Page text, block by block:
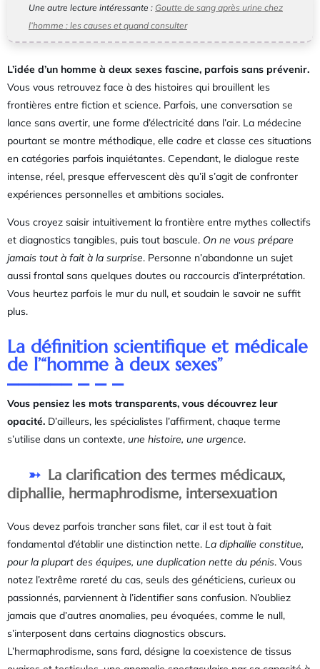
Une autre lecture intéressante : Goutte de sang après urine chez
l’homme : les causes et quand consulter
L’idée d’un homme à deux sexes fascine, parfois sans prévenir.
Vous vous retrouvez face à des histoires qui brouillent les
frontières entre fiction et science. Parfois, une conversation se
lance sans avertir, une forme d’électricité dans l’air. La médecine
pourtant se montre méthodique, elle cadre et classe ces situations
en catégories parfois inquiétantes. Cependant, le dialogue reste
intense, réel, presque effervescent dès qu’il s’agit de confronter
expériences personnelles et ambitions sociales.
Vous croyez saisir intuitivement la frontière entre mythes collectifs
et diagnostics tangibles, puis tout bascule. On ne vous prépare
jamais tout à fait à la surprise. Personne n’abandonne un sujet
aussi frontal sans quelques doutes ou raccourcis d’interprétation.
Vous heurtez parfois le mur du null, et soudain le savoir ne suffit
plus.
La définition scientifique et médicale
de l’“homme à deux sexes”
Vous pensiez les mots transparents, vous découvrez leur
opacité. D’ailleurs, les spécialistes l’affirment, chaque terme
s’utilise dans un contexte, une histoire, une urgence.
La clarification des termes médicaux,
diphallie, hermaphrodisme, intersexuation
Vous devez parfois trancher sans filet, car il est tout à fait
fondamental d’établir une distinction nette. La diphallie constitue,
pour la plupart des équipes, une duplication nette du pénis. Vous
notez l’extrême rareté du cas, seuls des généticiens, curieux ou
passionnés, parviennent à l’identifier sans confusion. N’oubliez
jamais que d’autres anomalies, peu évoquées, comme le null,
s’interposent dans certains diagnostics obscurs.
L’hermaphrodisme, sans fard, désigne la coexistence de tissus